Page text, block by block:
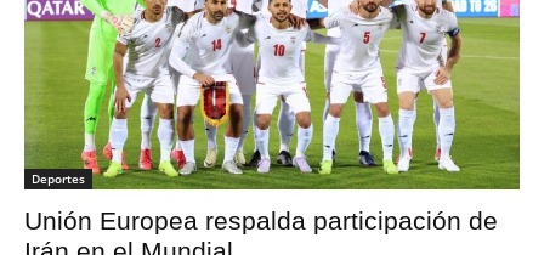
Deportes
Unión Europea respalda participación de